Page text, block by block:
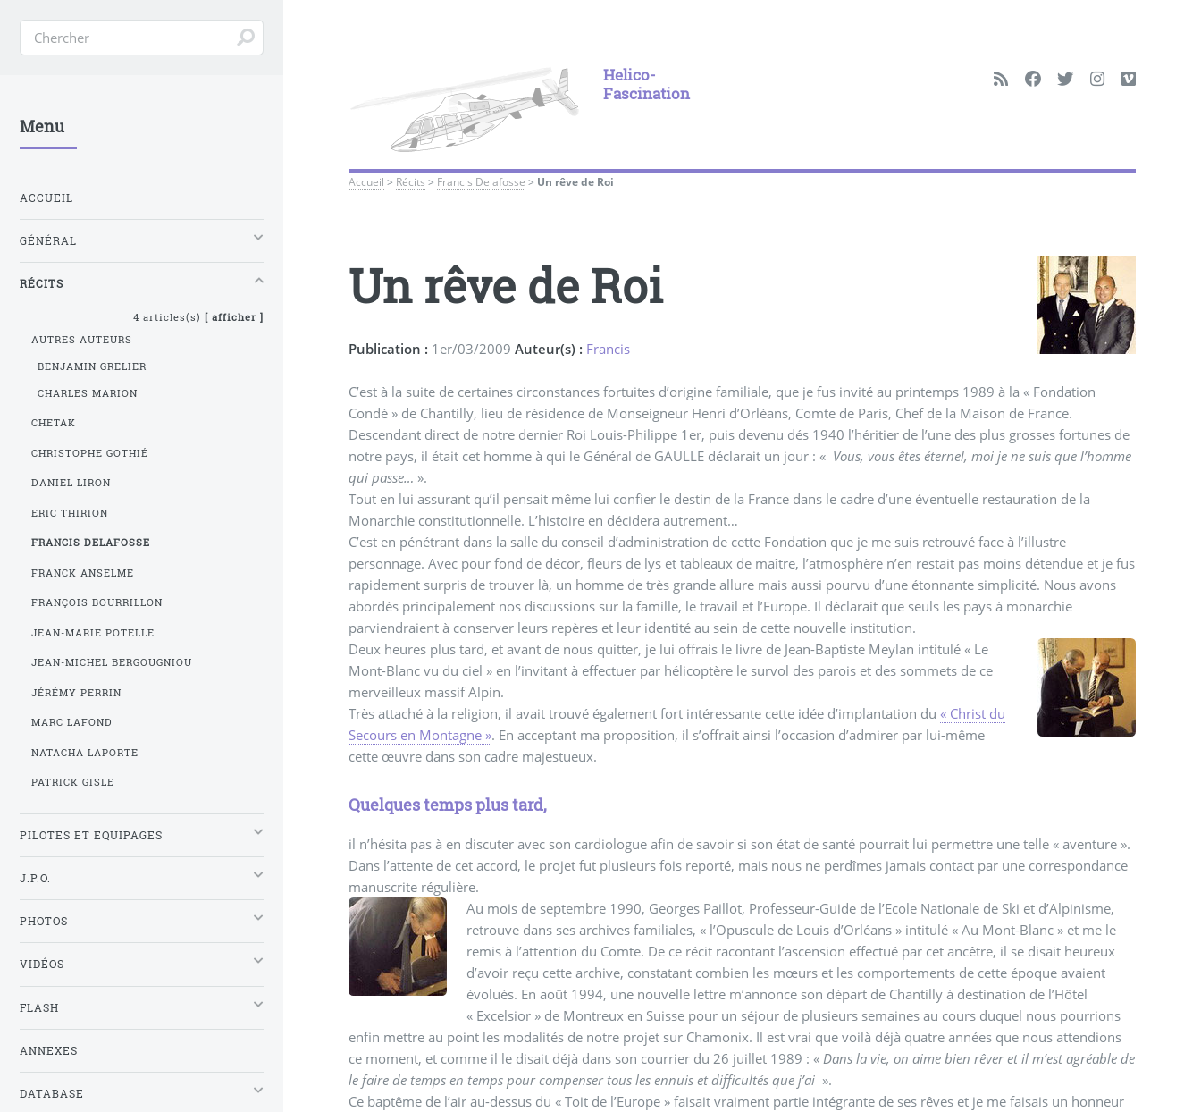
Helico-
Fascination
Accueil > Récits > Francis Delafosse > Un rêve de Roi
Un rêve de Roi
Publication : 1er/03/2009Auteur(s) : Francis
C’est à la suite de certaines circonstances fortuites d’origine familiale, que je fus invité au printemps 1989 à la « Fondation
Condé » de Chantilly, lieu de résidence de Monseigneur Henri d’Orléans, Comte de Paris, Chef de la Maison de France.
Descendant direct de notre dernier Roi Louis-Philippe 1er, puis devenu dés 1940 l’héritier de l’une des plus grosses fortunes de
notre pays, il était cet homme à qui le Général de GAULLE déclarait un jour : « Vous, vous êtes éternel, moi je ne suis que l’homme
qui passe… ».
Tout en lui assurant qu’il pensait même lui confier le destin de la France dans le cadre d’une éventuelle restauration de la
Monarchie constitutionnelle. L’histoire en décidera autrement…
C’est en pénétrant dans la salle du conseil d’administration de cette Fondation que je me suis retrouvé face à l’illustre
personnage. Avec pour fond de décor, fleurs de lys et tableaux de maître, l’atmosphère n’en restait pas moins détendue et je fus
rapidement surpris de trouver là, un homme de très grande allure mais aussi pourvu d’une étonnante simplicité. Nous avons
abordés principalement nos discussions sur la famille, le travail et l’Europe. Il déclarait que seuls les pays à monarchie
parviendraient à conserver leurs repères et leur identité au sein de cette nouvelle institution.
Deux heures plus tard, et avant de nous quitter, je lui offrais le livre de Jean-Baptiste Meylan intitulé « Le
Mont-Blanc vu du ciel » en l’invitant à effectuer par hélicoptère le survol des parois et des sommets de ce
merveilleux massif Alpin.
Très attaché à la religion, il avait trouvé également fort intéressante cette idée d’implantation du « Christ du
Secours en Montagne ». En acceptant ma proposition, il s’offrait ainsi l’occasion d’admirer par lui-même
cette œuvre dans son cadre majestueux.
Quelques temps plus tard,
il n’hésita pas à en discuter avec son cardiologue afin de savoir si son état de santé pourrait lui permettre une telle « aventure ».
Dans l’attente de cet accord, le projet fut plusieurs fois reporté, mais nous ne perdîmes jamais contact par une correspondance
manuscrite régulière.
Au mois de septembre 1990, Georges Paillot, Professeur-Guide de l’Ecole Nationale de Ski et d’Alpinisme,
retrouve dans ses archives familiales, « l’Opuscule de Louis d’Orléans » intitulé « Au Mont-Blanc » et me le
remis à l’attention du Comte. De ce récit racontant l’ascension effectué par cet ancêtre, il se disait heureux
d’avoir reçu cette archive, constatant combien les mœurs et les comportements de cette époque avaient
évolués. En août 1994, une nouvelle lettre m’annonce son départ de Chantilly à destination de l’Hôtel
« Excelsior » de Montreux en Suisse pour un séjour de plusieurs semaines au cours duquel nous pourrions
enfin mettre au point les modalités de notre projet sur Chamonix. Il est vrai que voilà déjà quatre années que nous attendions
ce moment, et comme il le disait déjà dans son courrier du 26 juillet 1989 : «Dans la vie, on aime bien rêver et il m’est agréable de
le faire de temps en temps pour compenser tous les ennuis et difficultés que j’ai ».
Ce baptême de l’air au-dessus du « Toit de l’Europe » faisait vraiment partie intégrante de ses rêves et je me faisais un honneur
Menu
ACCUEIL
GÉNÉRAL
RÉCITS
4 articles(s) [ afficher ]
AUTRES AUTEURS
BENJAMIN GRELIER
CHARLES MARION
CHETAK
CHRISTOPHE GOTHIÉ
DANIEL LIRON
ERIC THIRION
FRANCIS DELAFOSSE
FRANCK ANSELME
FRANÇOIS BOURRILLON
JEAN-MARIE POTELLE
JEAN-MICHEL BERGOUGNIOU
JÉRÉMY PERRIN
MARC LAFOND
NATACHA LAPORTE
PATRICK GISLE
PILOTES ET EQUIPAGES
J.P.O.
PHOTOS
VIDÉOS
FLASH
ANNEXES
DATABASE